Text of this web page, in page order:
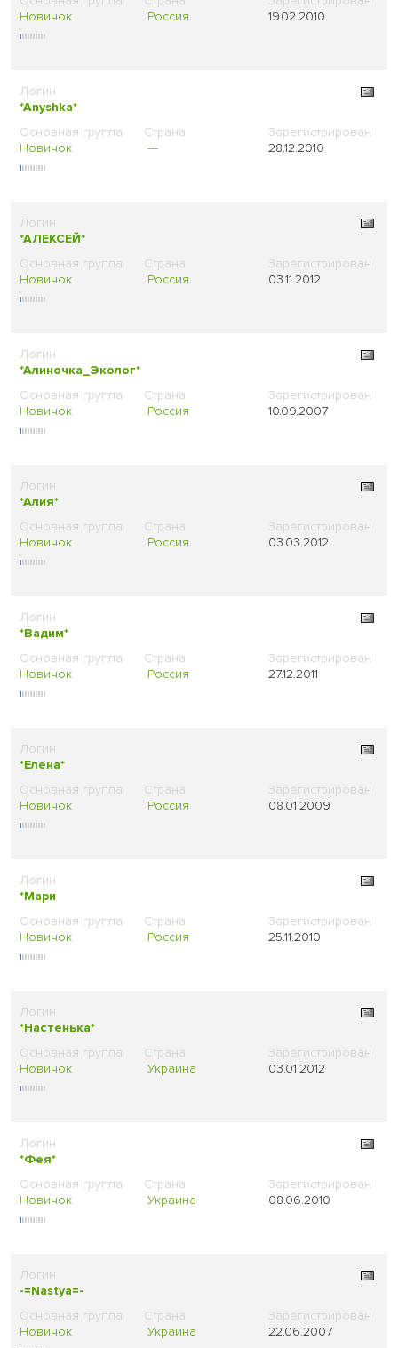
Новичок Россия 19.02.2010
*Anyshka*
Новичок --- 28.12.2010
*АЛЕКСЕЙ*
Новичок Россия 03.11.2012
*Алиночка_Эколог*
Новичок Россия 10.09.2007
*Алия*
Новичок Россия 03.03.2012
*Вадим*
Новичок Россия 27.12.2011
*Елена*
Новичок Россия 08.01.2009
*Мари
Новичок Россия 25.11.2010
*Настенька*
Новичок Украина 03.01.2012
*Фея*
Новичок Украина 08.06.2010
-=Nastya=-
Новичок Украина 22.06.2007